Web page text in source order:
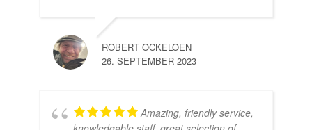
ROBERT OCKELOEN
26. SEPTEMBER 2023
Amazing, friendly service,